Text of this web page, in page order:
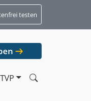
testen